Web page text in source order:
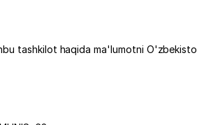
tashkilot haqida ma'lumotni